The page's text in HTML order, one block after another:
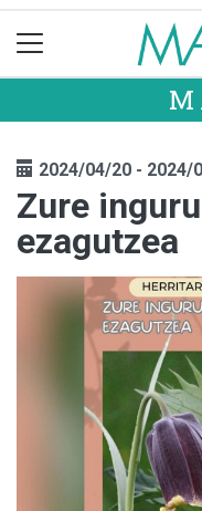
2024/04/20 - 2024/
Zure
ezagutzea